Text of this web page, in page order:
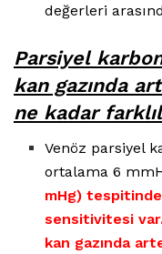
değerleri
Parsiyel
kan gazında
ne kadar
Venöz parsiyel
ortalama 6
mHg) tespitinde
sensitivitesi
kan gazında